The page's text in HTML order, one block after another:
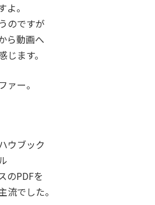
よ。
のですが
ら動画へ
ます。
ァー。
ウブック
のPDFを
流でした。